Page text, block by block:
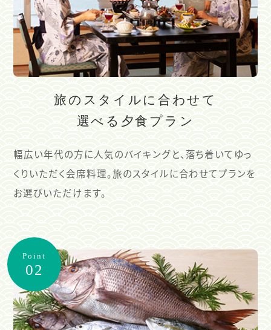
旅のスタイルに合わせて
選べる夕食プラン
幅広い年代の方に人気のバイキングと、落ち着いてゆっ
くりいただく会席料理。旅のスタイルに合わせてプランを
お選びいただけます。
Point
02